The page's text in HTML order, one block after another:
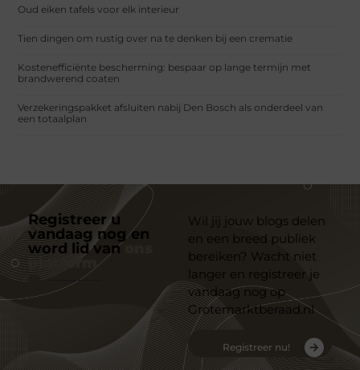
Oud eiken tafels voor elk interieur
Tien dingen om rustig over na te denken bij een crematie
Kostenefficiënte bescherming: bespaar op lange termijn met
brandwerend coaten
Verzekeringspakket afsluiten nabij Den Bosch als onderdeel van
een totaalplan
Registreer u
vandaag nog en
word lid van
platform
Wil jij jouw blogs delen
en een breed publiek
bereiken? Wacht niet
langer en registreer je
vandaag nog op
Grotemarktberaad.nl
Registreer nu!